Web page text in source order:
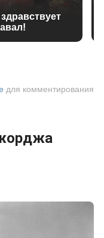
для комментирования